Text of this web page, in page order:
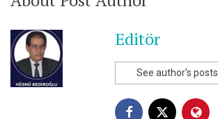
Editör
See author's posts